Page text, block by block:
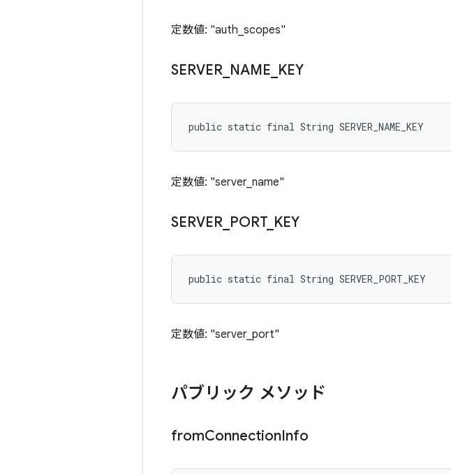
定数値: "auth_scopes"
SERVER NAME KEY
public static final String SERVER_NAME_KEY
定数値: "server_name"
SERVER PORT_ KEY
public static final String SERVER_PORT_KEY
定数値: "server_port"
パブリック メソッド
fromConnectionInfo